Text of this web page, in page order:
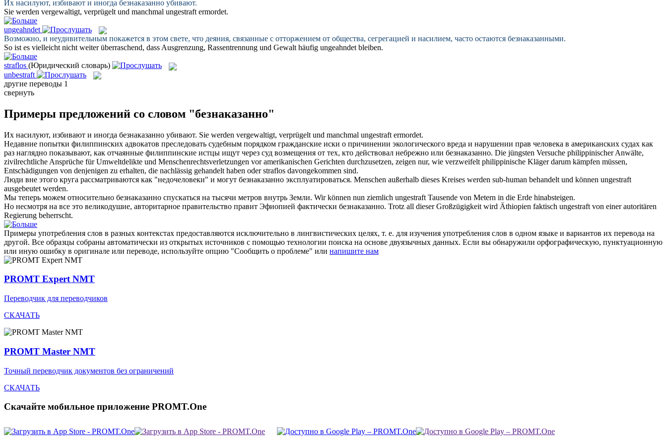
Их насилуют, избивают и иногда безнаказанно убивают.
Sie werden vergewaltigt, verprügelt und manchmal ungestraft ermordet.
ungeahndet
Возможно, и неудивительным покажется в этом свете, что деяния, связанные с отторжением от общества, сегрегацией и насилием, часто остаются безнаказанными.
So ist es vielleicht nicht weiter überraschend, dass Ausgrenzung, Rassentrennung und Gewalt häufig ungeahndet bleiben.
straflos (Юридический словарь)
unbestraft
другие переводы 1
свернуть
Примеры предложений со словом "безнаказанно"
Их насилуют, избивают и иногда безнаказанно убивают. Sie werden vergewaltigt, verprügelt und manchmal ungestraft ermordet.
Недавние попытки филиппинских адвокатов преследовать судебным порядком гражданские иски о причинении экологического вреда и нарушении прав человека в американских судах как
раз наглядно показывают, как отчаянные филиппинские истцы ищут через суд возмещения от тех, кто действовал небрежно или безнаказанно. Die jüngsten Versuche philippinischer Anwälte,
zivilrechtliche Ansprüche für Umweltdelikte und Menschenrechtsverletzungen vor amerikanischen Gerichten durchzusetzen, zeigen nur, wie verzweifelt philippinische Kläger darum kämpfen müssen,
Entschädigungen von denjenigen zu erhalten, die nachlässig gehandelt haben oderstraflos davongekommen sind.
Люди вне этого круга рассматриваются как "недочеловеки" и могут безнаказанно эксплуатироваться. Menschen außerhalb dieses Kreises werden sub-human behandelt und können ungestraft
ausgebeutet werden.
Мы теперь можем относительно безнаказанно спускаться на тысячи метров внутрь Земли. Wir können nun ziemlich ungestraft Tausende von Metern in die Erde hinabsteigen.
Но несмотря на все это великодушие, авторитарное правительство правит Эфиопией фактически безнаказанно. Trotz all dieser Großzügigkeit wird Äthiopien faktisch ungestraft von einer autoritären
Regierung beherrscht.
Примеры употребления слов в разных контекстах предоставляются исключительно в лингвистических целях, т. е. для изучения употребления слов в одном языке и вариантов их перевода на
другой. Все образцы собраны автоматически из открытых источников с помощью технологии поиска на основе двуязычных данных. Если вы обнаружили орфографическую, пунктуационную
или иную ошибку в оригинале или переводе, используйте опцию "Сообщить о проблеме" или напишите нам
PROMT Expert NMT
Переводчик для переводчиков
СКАЧАТЬ
PROMT Master NMT
Точный переводчик документов без ограничений
СКАЧАТЬ
Скачайте мобильное приложение PROMT.One